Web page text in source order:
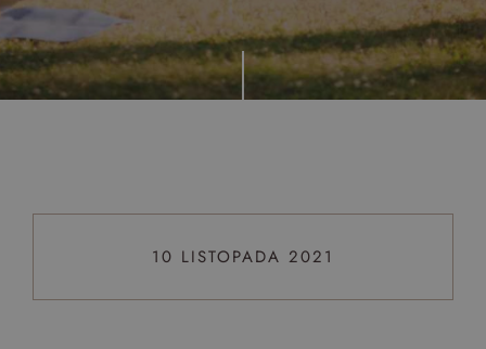
Top 5 bestsellers
WAKACJE nad morzem - Wyspa Skarbów - Pełne
atrakcji Lato 2026
10 LISTOPADA 2021